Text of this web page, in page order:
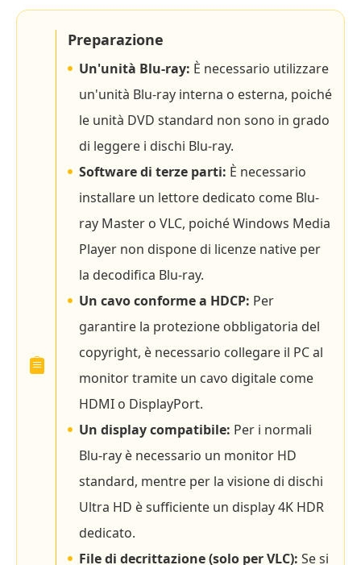
Preparazione
Un'unità Blu-ray: È necessario utilizzare
un'unità Blu-ray interna o esterna, poiché
le unità DVD standard non sono in grado
di leggere i dischi Blu-ray.
Software di terze parti: È necessario
installare un lettore dedicato come Blu-
ray Master o VLC, poiché Windows Media
Player non dispone di licenze native per
la decodifica Blu-ray.
Un cavo conforme a HDCP: Per
garantire la protezione obbligatoria del
copyright, è necessario collegare il PC al
monitor tramite un cavo digitale come
HDMI o DisplayPort.
Un display compatibile: Per i normali
Blu-ray è necessario un monitor HD
standard, mentre per la visione di dischi
Ultra HD è sufficiente un display 4K HDR
dedicato.
File di decrittazione (solo per VLC): Se si